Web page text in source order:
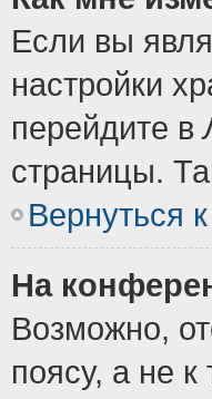
Если вы
настройки
перейдите в
страницы.
Вернуться
На
Возможно,
поясу, а не